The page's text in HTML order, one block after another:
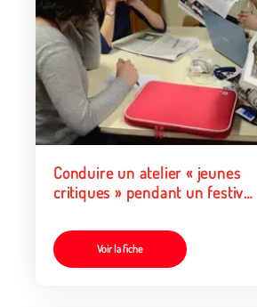
Conduire un atelier « jeunes
critiques » pendant un festival
Voir la fiche